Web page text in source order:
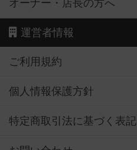
オーナー・店長の方へ
運営者情報
ご利用規約
個人情報保護方針
特定商取引法に基づく表記